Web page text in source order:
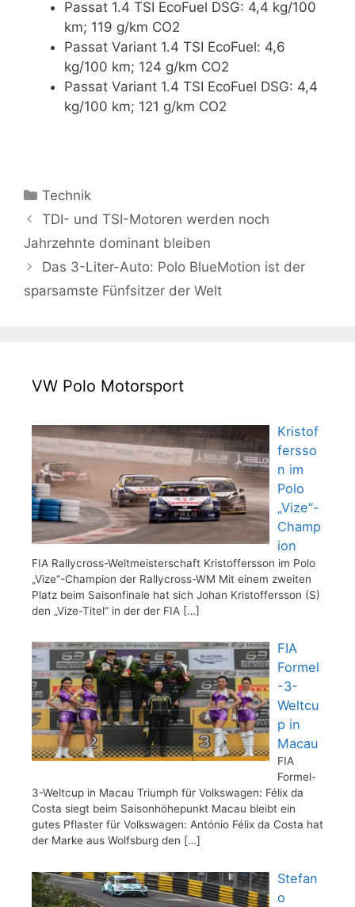
Passat 1.4 TSI EcoFuel DSG: 4,4 kg/100
km; 119 g/km CO2
Passat Variant 1.4 TSI EcoFuel: 4,6
kg/100 km; 124 g/km CO2
Passat Variant 1.4 TSI EcoFuel DSG: 4,4
kg/100 km; 121 g/km CO2
Kategorien
Technik
TDI- und TSI-Motoren werden noch
Jahrzehnte dominant bleiben
Das 3-Liter-Auto: Polo BlueMotion ist der
sparsamste Fünfsitzer der Welt
VW Polo Motorsport
Kristof
fersso
n im
Polo
„Vize“-
Champ
ion
FIA Rallycross-Weltmeisterschaft Kristoffersson im Polo
„Vize“-Champion der Rallycross-WM Mit einem zweiten
Platz beim Saisonfinale hat sich Johan Kristoffersson (S)
den „Vize-Titel“ in der der FIA […]
FIA
Formel
-3-
Weltcu
p in
Macau
FIA
Formel-
3-Weltcup in Macau Triumph für Volkswagen: Félix da
Costa siegt beim Saisonhöhepunkt Macau bleibt ein
gutes Pflaster für Volkswagen: António Félix da Costa hat
der Marke aus Wolfsburg den […]
Stefan
o